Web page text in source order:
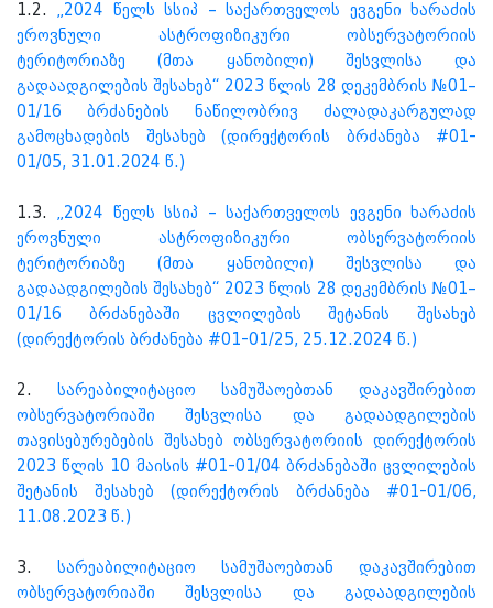
1.2. „2024 წელს სსიპ – საქართველოს ევგენი ხარაძის
ეროვნული ასტროფიზიკური ობსერვატორიის
ტერიტორიაზე (მთა ყანობილი) შესვლისა და
გადაადგილების შესახებ“ 2023 წლის 28 დეკემბრის №01–
01/16 ბრძანების ნაწილობრივ ძალადაკარგულად
გამოცხადების შესახებ (დირექტორის ბრძანება #01-
01/05, 31.01.2024 წ.)
1.3. „2024 წელს სსიპ – საქართველოს ევგენი ხარაძის
ეროვნული ასტროფიზიკური ობსერვატორიის
ტერიტორიაზე (მთა ყანობილი) შესვლისა და
გადაადგილების შესახებ“ 2023 წლის 28 დეკემბრის №01–
01/16 ბრძანებაში ცვლილების შეტანის შესახებ
(დირექტორის ბრძანება #01-01/25, 25.12.2024 წ.)
2. სარეაბილიტაციო სამუშაოებთან დაკავშირებით
ობსერვატორიაში შესვლისა და გადაადგილების
თავისებურებების შესახებ ობსერვატორიის დირექტორის
2023 წლის 10 მაისის #01-01/04 ბრძანებაში ცვლილების
შეტანის შესახებ (დირექტორის ბრძანება #01-01/06,
11.08.2023 წ.)
3. სარეაბილიტაციო სამუშაოებთან დაკავშირებით
ობსერვატორიაში შესვლისა და გადაადგილების